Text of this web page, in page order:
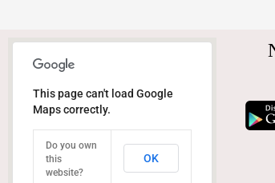
This page can't load Google
Maps correctly.
Do you own
this
website?
OK